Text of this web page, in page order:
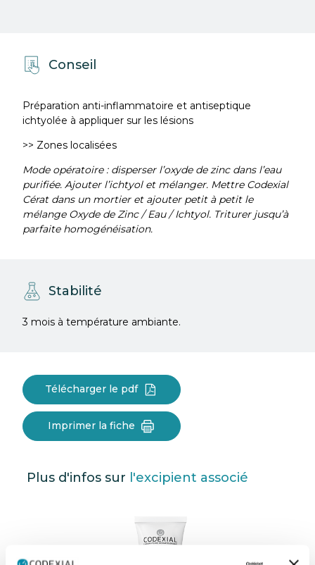
Conseil
Préparation anti-inflammatoire et antiseptique
ichtyolée à appliquer sur les lésions
>> Zones localisées
Mode opératoire : disperser l’oxyde de zinc dans l’eau
purifiée. Ajouter l’ichtyol et mélanger. Mettre Codexial
Cérat dans un mortier et ajouter petit à petit le
mélange Oxyde de Zinc / Eau / Ichtyol. Triturer jusqu’à
parfaite homogénéisation.
Stabilité
3 mois à température ambiante.
Télécharger le pdf
Imprimer la fiche
Plus d'infos sur l'excipient associé